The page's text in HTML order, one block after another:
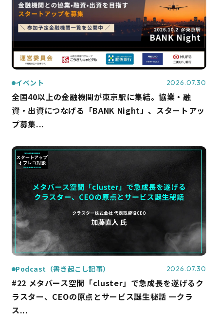
イベント 2026.07.30
全国40以上の金融機関が東京駅に集結。協業・融
資・出資につなげる「BANK Night」、スタートアッ
プ募集...
Podcast（書き起こし記事） 2026.07.30
#22 メタバース空間「cluster」で急成長を遂げるク
ラスター、CEOの原点とサービス誕生秘話 一クラ
ス...